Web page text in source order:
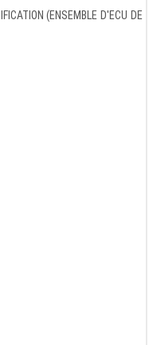
(ENSEMBLE D'ECU DE